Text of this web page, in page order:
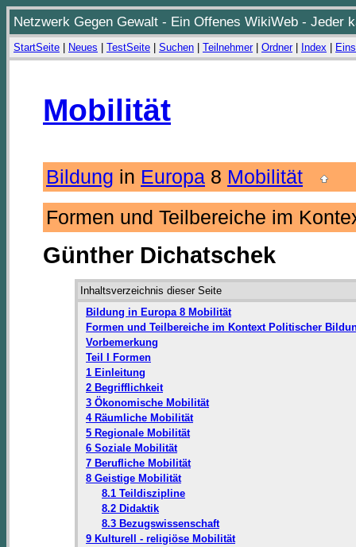
Netzwerk Gegen Gewalt - Ein Offenes WikiWeb - Jeder
StartSeite Neues TestSeite Suchen Teilnehmer| Ordner| Index
Mobilität
Bildung in Europa 8 Mobilität
Formen und Teilbereiche im
Günther Dichatschek
Inhaltsverzeichnis dieser Seite
Bildung in Europa 8 Mobilität
Formen und Teilbereiche im Kontext Politischer
Vorbemerkung
Teil I Formen
1 Einleitung
2 Begrifflichkeit
3 Ökonomische Mobilität
4 Räumliche Mobilität
5 Regionale Mobilität
6 Soziale Mobilität
7 Berufliche Mobilität
8 Geistige Mobilität
8.1 Teildiszipline
8.2 Didaktik
8.3 Bezugswissenschaft
9 Kulturell - religiöse Mobilität